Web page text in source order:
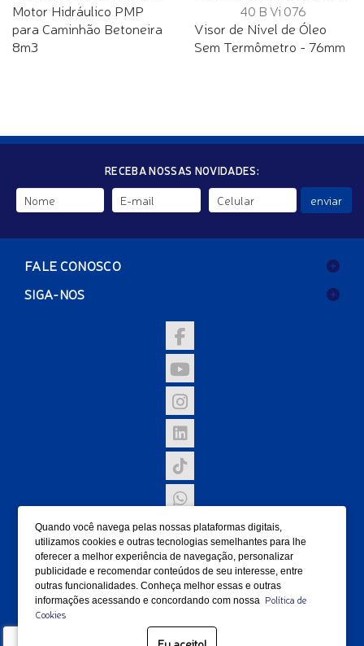
Quando você navega pelas nossas plataformas digitais,
utilizamos cookies e outras tecnologias semelhantes para lhe
oferecer a melhor experiência de navegação, personalizar
publicidade e recomendar conteúdos de seu interesse, entre
outras funcionalidades. Conheça melhor essas e outras
informações acessando e concordando com nossa Política de
Cookies
Motor Hidráulico PMP
para Caminhão Betoneira
8m3
Visor de Nível de Óleo
Sem Termômetro - 76mm
RECEBA NOSSAS NOVIDADES:
enviar
FALE CONOSCO
SIGA-NOS
NOSSAS UNIDADES
FORMAS DE PAGAMENTO